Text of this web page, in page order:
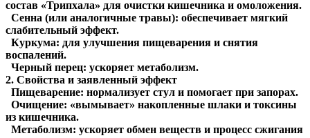
состав «Трипхала» для очистки кишечника и омоложения.
Сенна (или аналогичные травы): обеспечивает мягкий
слабительный эффект.
Куркума: для улучшения пищеварения и снятия
воспалений.
Черный перец: ускоряет метаболизм.
2. Свойства и заявленный эффект
Пищеварение: нормализует стул и помогает при запорах.
Очищение: «вымывает» накопленные шлаки и токсины
из кишечника.
Метаболизм: ускоряет обмен веществ и процесс сжигания